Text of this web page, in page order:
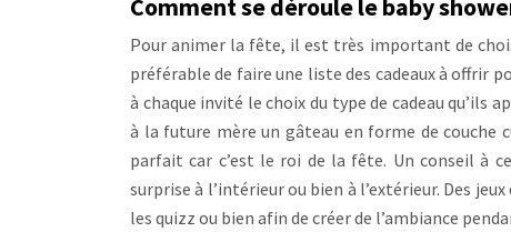
Comment se déroule le baby
Pour animer la fête, il est très important de
préférable de faire une liste des cadeaux à offrir
à chaque invité le choix du type de cadeau
à la future mère un gâteau en forme de couche
parfait car c’est le roi de la fête. Un conseil à
surprise à l’intérieur ou bien à l’extérieur. Des
les quizz ou bien afin de créer de l’ambiance